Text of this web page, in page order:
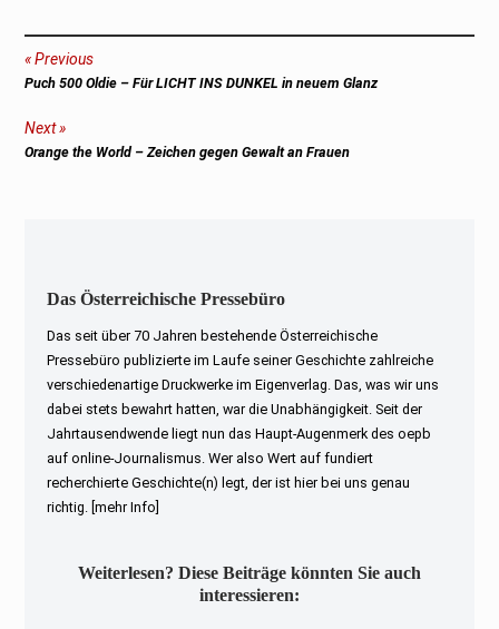
Beitragsnavigation
Previous
Previous
Puch 500 Oldie – Für LICHT INS DUNKEL in neuem Glanz
Next
Next
Orange the World – Zeichen gegen Gewalt an Frauen
Das Österreichische Pressebüro
Das seit über 70 Jahren bestehende Österreichische
Pressebüro publizierte im Laufe seiner Geschichte zahlreiche
verschiedenartige Druckwerke im Eigenverlag. Das, was wir uns
dabei stets bewahrt hatten, war die Unabhängigkeit. Seit der
Jahrtausendwende liegt nun das Haupt-Augenmerk des oepb
auf online-Journalismus. Wer also Wert auf fundiert
recherchierte Geschichte(n) legt, der ist hier bei uns genau
richtig.
[mehr Info]
Weiterlesen? Diese Beiträge könnten Sie auch
interessieren: